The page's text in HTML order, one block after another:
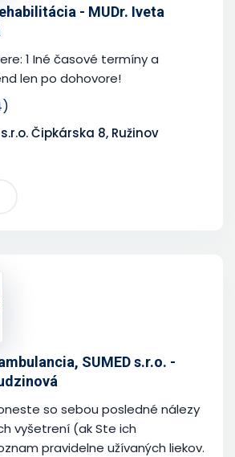
- MUDr. Iveta
1 Iné časové termíny a
len po dohovore!
s.r.o. Čipkárska 8, Ružinov
SUMED s.r.o. -
so sebou posledné nálezy
vyšetrení (ak Ste ich
pravidelne užívaných liekov.